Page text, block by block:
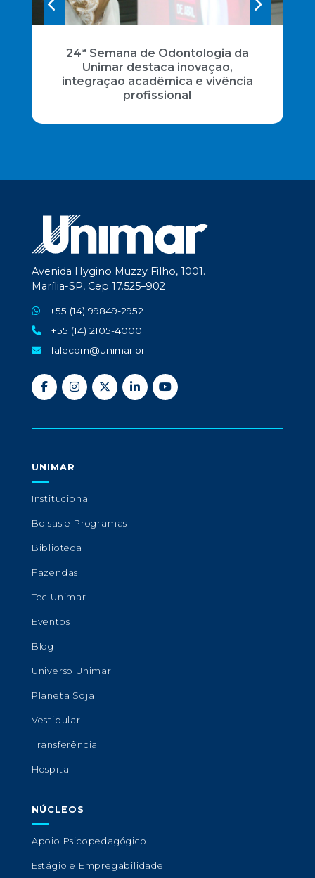
24ª Semana de Odontologia da
Unimar destaca inovação,
integração acadêmica e vivência
profissional
Avenida Hygino Muzzy Filho, 1001.
Marília-SP, Cep 17.525–902
+55 (14) 99849-2952
+55 (14) 2105-4000
falecom@unimar.br
UNIMAR
Institucional
Bolsas e Programas
Biblioteca
Fazendas
Tec Unimar
Eventos
Blog
Universo Unimar
Planeta Soja
Vestibular
Transferência
Hospital
NÚCLEOS
Apoio Psicopedagógico
Estágio e Empregabilidade